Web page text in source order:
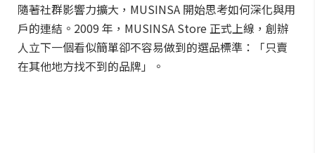
隨著社群影響力擴大，MUSINSA 開始思考如何深化與用
戶的連結。2009 年，MUSINSA Store 正式上線，創辦
人立下一個看似簡單卻不容易做到的選品標準：「只賣
在其他地方找不到的品牌」。